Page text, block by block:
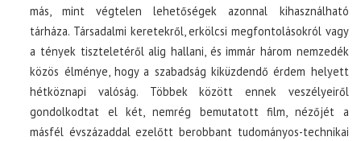
más, mint végtelen lehetőségek azonnal kihasználható
tárháza. Társadalmi keretekről, erkölcsi megfontolásokról vagy
a tények tiszteletéről alig hallani, és immár három nemzedék
közös élménye, hogy a szabadság kiküzdendő érdem helyett
hétköznapi valóság. Többek között ennek veszélyeiről
gondolkodtat el két, nemrég bemutatott film, nézőjét a
másfél évszázaddal ezelőtt berobbant tudományos-technikai